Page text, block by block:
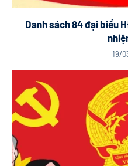
Danh sách 84 đại biểu
19/